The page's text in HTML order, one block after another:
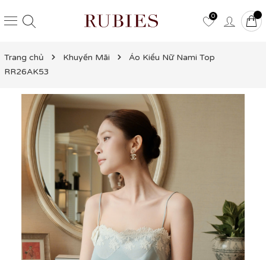
0
Trang chủ Khuyến Mãi
Áo Kiểu Nữ Nami Top
RR26AK53